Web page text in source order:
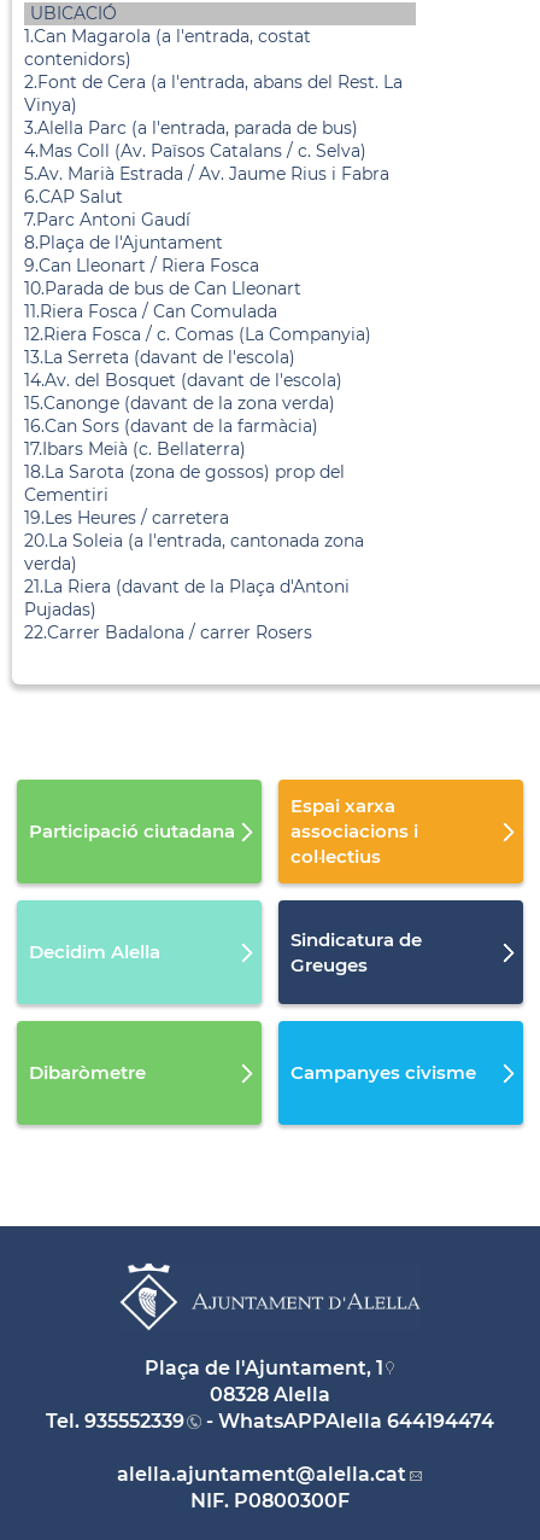
UBICACIÓ
1.Can Magarola (a l'entrada, costat
contenidors)
2.Font de Cera (a l'entrada, abans del Rest. La
Vinya)
3.Alella Parc (a l'entrada, parada de bus)
4.Mas Coll (Av. Països Catalans / c. Selva)
5.Av. Marià Estrada / Av. Jaume Rius i Fabra
6.CAP Salut
7.Parc Antoni Gaudí
8.Plaça de l'Ajuntament
9.Can Lleonart / Riera Fosca
10.Parada de bus de Can Lleonart
11.Riera Fosca / Can Comulada
12.Riera Fosca / c. Comas (La Companyia)
13.La Serreta (davant de l'escola)
14.Av. del Bosquet (davant de l'escola)
15.Canonge (davant de la zona verda)
16.Can Sors (davant de la farmàcia)
17.Ibars Meià (c. Bellaterra)
18.La Sarota (zona de gossos) prop del
Cementiri
19.Les Heures / carretera
20.La Soleia (a l'entrada, cantonada zona
verda)
21.La Riera (davant de la Plaça d'Antoni
Pujadas)
22.Carrer Badalona / carrer Rosers
Participació ciutadana
Espai xarxa
associacions i
col·lectius
Decidim Alella
Sindicatura de
Greuges
Dibaròmetre Campanyes civisme
Plaça de l'Ajuntament, 1
08328 Alella
Tel. 935552339 - WhatsAPPAlella 644194474
alella.ajuntament@alella.cat
NIF. P0800300F